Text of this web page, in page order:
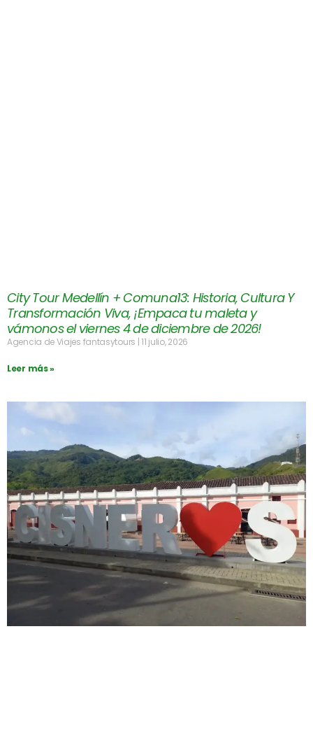
City Tour Medellín + Comuna13: Historia, Cultura Y
Transformación Viva, ¡Empaca tu maleta y
vámonos el viernes 4 de diciembre de 2026!
Agencia de Viajes fantasytours 11 julio, 2026
Leer más »